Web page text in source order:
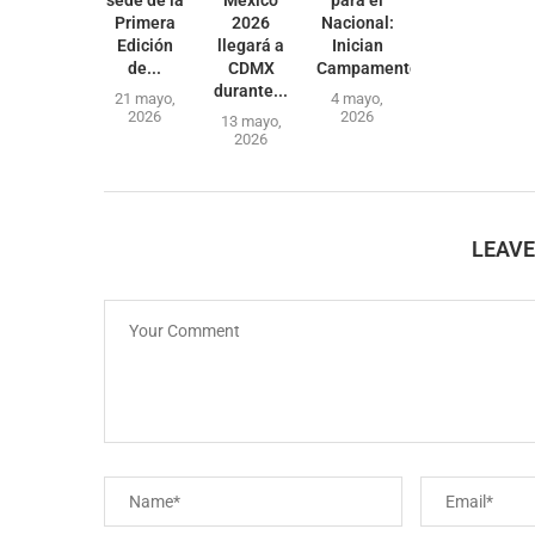
Primera
Edición
de...
21 mayo,
2026
2026
llegará a
CDMX
durante...
13 mayo,
2026
Nacional:
Inician
Campamentos...
4 mayo,
2026